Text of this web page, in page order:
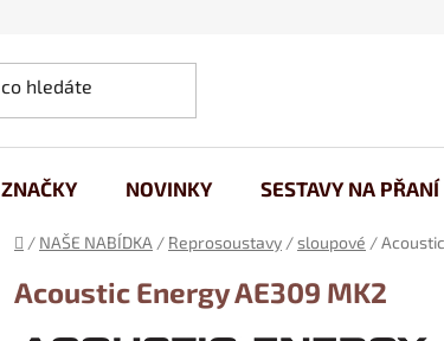
ZNAČKY NOVINKY SESTAVY NA PŘANÍ
Domů
/ NAŠE NABÍDKA / Reprosoustavy /sloupové /
Acoustic Energy AE309 MK2